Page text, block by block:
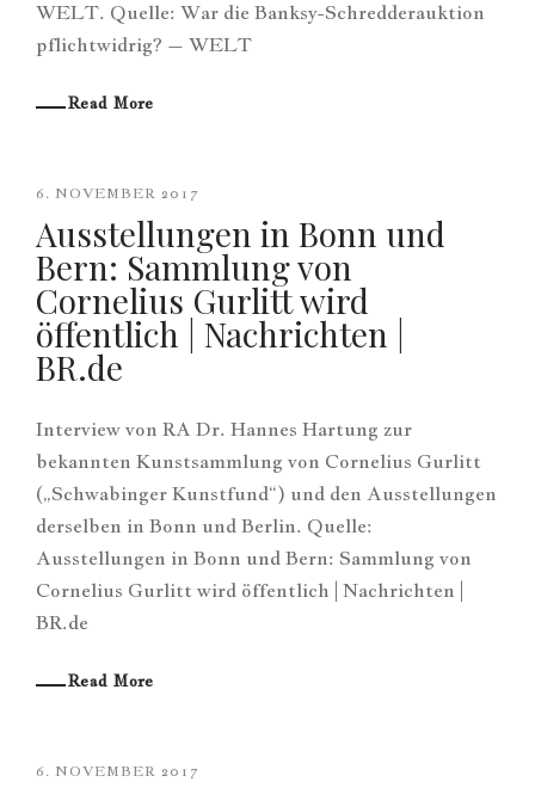
WELT. Quelle: War die Banksy-Schredderauktion
pflichtwidrig? – WELT
Read More
6. NOVEMBER 2017
Ausstellungen in Bonn und
Bern: Sammlung von
Cornelius Gurlitt wird
öffentlich | Nachrichten |
BR.de
Interview von RA Dr. Hannes Hartung zur
bekannten Kunstsammlung von Cornelius Gurlitt
(„Schwabinger Kunstfund“) und den Ausstellungen
derselben in Bonn und Berlin. Quelle:
Ausstellungen in Bonn und Bern: Sammlung von
Cornelius Gurlitt wird öffentlich | Nachrichten |
BR.de
Read More
6. NOVEMBER 2017